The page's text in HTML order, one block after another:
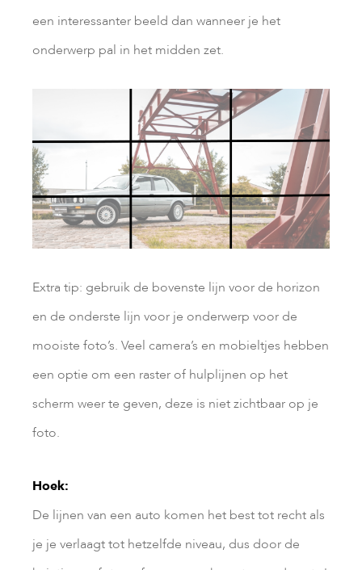
een interessanter beeld dan wanneer je het
onderwerp pal in het midden zet.
Extra tip: gebruik de bovenste lijn voor de horizon
en de onderste lijn voor je onderwerp voor de
mooiste foto’s. Veel camera’s en mobieltjes hebben
een optie om een raster of hulplijnen op het
scherm weer te geven, deze is niet zichtbaar op je
foto.
Hoek:
De lijnen van een auto komen het best tot recht als
je je verlaagt tot hetzelfde niveau, dus door de